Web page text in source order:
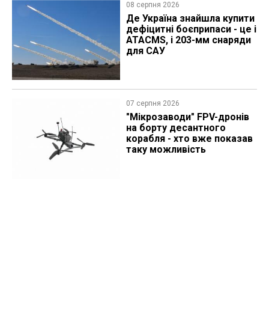
08 серпня 2026
Де Україна знайшла купити
дефіцитні боєприпаси - це і
ATACMS, і 203-мм снаряди
для САУ
07 серпня 2026
"Мікрозаводи" FPV-дронів
на борту десантного
корабля - хто вже показав
таку можливість